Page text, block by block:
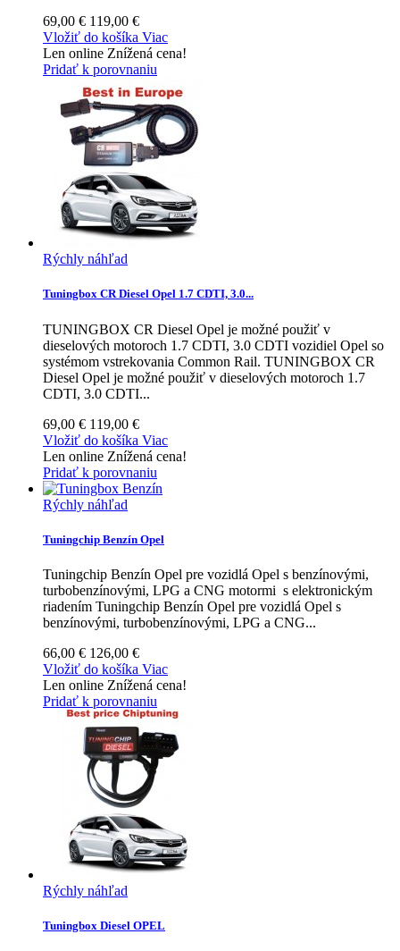
69,00 € 119,00 €
Vložiť do košíka Viac
Len online Znížená cena!
Pridať k porovnaniu
Rýchly náhľad
Tuningbox CR Diesel Opel 1.7 CDTI, 3.0...
TUNINGBOX CR Diesel Opel je možné použiť v
dieselových motoroch 1.7 CDTI, 3.0 CDTI vozidiel Opel so
systémom vstrekovania Common Rail. TUNINGBOX CR
Diesel Opel je možné použiť v dieselových motoroch 1.7
CDTI, 3.0 CDTI...
69,00 € 119,00 €
Vložiť do košíka Viac
Len online Znížená cena!
Pridať k porovnaniu
Rýchly náhľad
Tuningchip Benzín Opel
Tuningchip Benzín Opel pre vozidlá Opel s benzínovými,
turbobenzínovými, LPG a CNG motormi s elektronickým
riadením Tuningchip Benzín Opel pre vozidlá Opel s
benzínovými, turbobenzínovými, LPG a CNG...
66,00 € 126,00 €
Vložiť do košíka Viac
Len online Znížená cena!
Pridať k porovnaniu
Rýchly náhľad
Tuningbox Diesel OPEL